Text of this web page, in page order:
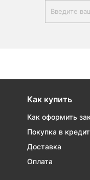
Как купить
Как оформить
Покупка в кредит
Доставка
Оплата